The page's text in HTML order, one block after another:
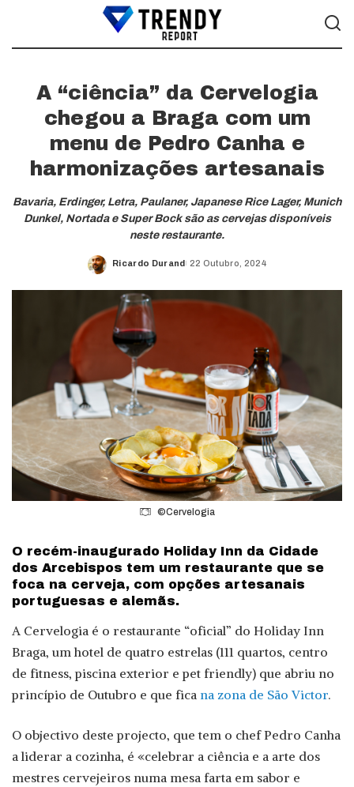
A “ciência” da Cervelogia
chegou a Braga com um
menu de Pedro Canha e
harmonizações artesanais
Bavaria, Erdinger, Letra, Paulaner, Japanese Rice Lager, Munich
Dunkel, Nortada e Super Bock são as cervejas disponíveis
neste restaurante.
Posted
Ricardo Durand 22 Outubro, 2024
©Cervelogia
O recém-inaugurado Holiday Inn da Cidade
dos Arcebispos tem um restaurante que se
foca na cerveja, com opções artesanais
portuguesas e alemãs.
A Cervelogia é o restaurante “oficial” do Holiday Inn
Braga, um hotel de quatro estrelas (111 quartos, centro
de fitness, piscina exterior e pet friendly) que abriu no
princípio de Outubro e que fica na zona de São Victor.
O objectivo deste projecto, que tem o chef Pedro Canha
a liderar a cozinha, é «celebrar a ciência e a arte dos
mestres cervejeiros numa mesa farta em sabor e